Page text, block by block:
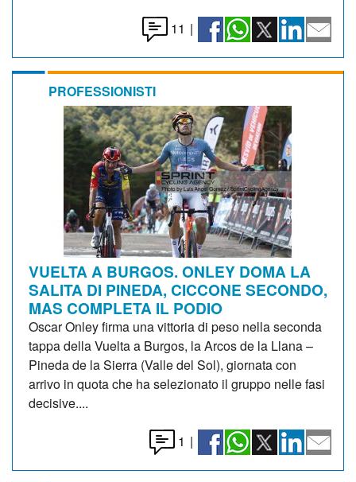
11 |
PROFESSIONISTI
VUELTA A BURGOS. ONLEY DOMA LA
SALITA DI PINEDA, CICCONE SECONDO,
MAS COMPLETA IL PODIO
Oscar Onley firma una vittoria di peso nella seconda
tappa della Vuelta a Burgos, la Arcos de la Llana –
Pineda de la Sierra (Valle del Sol), giornata con
arrivo in quota che ha selezionato il gruppo nelle fasi
decisive....
1 |